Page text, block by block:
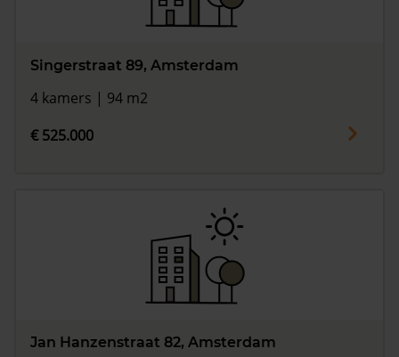
Singerstraat 89, Amsterdam
4 kamers | 94 m2
€ 525.000
Jan Hanzenstraat 82, Amsterdam